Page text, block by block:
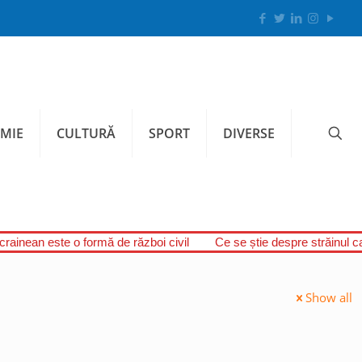
CULTURĂ SPORT DIVERSE
este o formă de război civil Ce se știe despre străinul
Show all